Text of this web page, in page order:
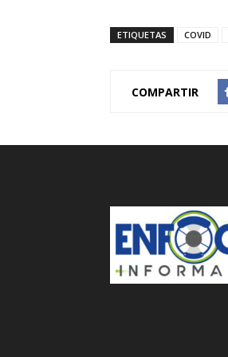
ETIQUETAS COVID
COMPARTIR